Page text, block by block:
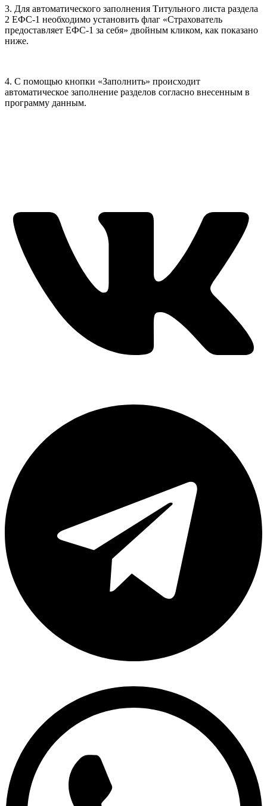
3. Для автоматического заполнения Титульного листа раздела
2 ЕФС-1 необходимо установить флаг «Страхователь
предоставляет ЕФС-1 за себя» двойным кликом, как показано
ниже.
4. С помощью кнопки «Заполнить» происходит
автоматическое заполнение разделов согласно внесенным в
программу данным.